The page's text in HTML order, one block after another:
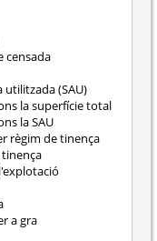
censada
utilitzada (SAU)
la superfície total
la SAU
règim de tinença
tinença
a gra